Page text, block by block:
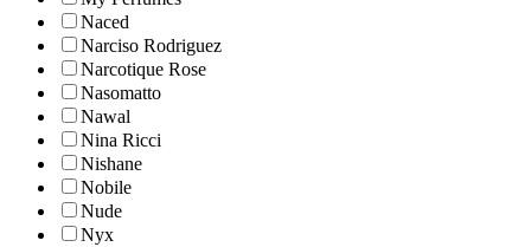
Naced
Narciso Rodriguez
Narcotique Rose
Nasomatto
Nawal
Nina Ricci
Nishane
Nobile
Nude
Nyx